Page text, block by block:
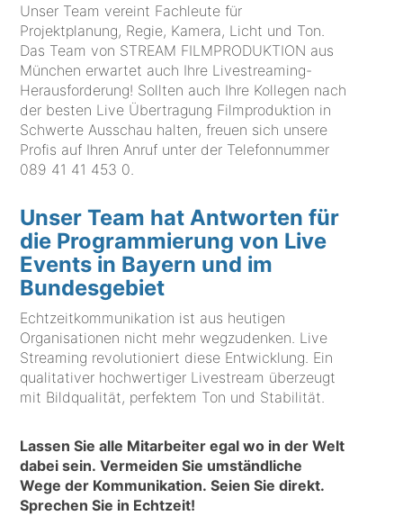
Unser Team vereint Fachleute für
Projektplanung, Regie, Kamera, Licht und Ton.
Das Team von STREAM FILMPRODUKTION aus
München erwartet auch Ihre Livestreaming-
Herausforderung! Sollten auch Ihre Kollegen nach
der besten Live Übertragung Filmproduktion in
Schwerte Ausschau halten, freuen sich unsere
Profis auf Ihren Anruf unter der Telefonnummer
089 41 41 453 0
Unser Team hat Antworten für
die Programmierung von Live
Events in Bayern und im
Bundesgebiet
Echtzeitkommunikation ist aus heutigen
Organisationen nicht mehr wegzudenken. Live
Streaming revolutioniert diese Entwicklung. Ein
qualitativer hochwertiger Livestream überzeugt
mit Bildqualität, perfektem Ton und Stabilität.
Lassen Sie alle Mitarbeiter egal wo in der Welt
dabei sein. Vermeiden Sie umständliche
Wege der Kommunikation. Seien Sie direkt.
Sprechen Sie in Echtzeit!